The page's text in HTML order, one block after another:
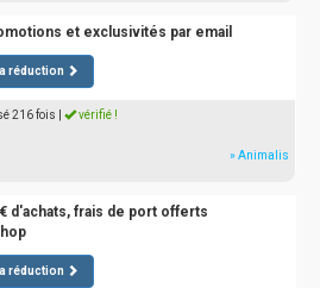
et exclusivités par email
réduction
216 fois vérifié !
» Animalis
d'achats, frais de port offerts
réduction